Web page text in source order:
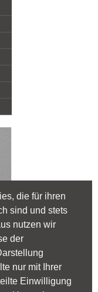
die für ihren
sind und stets
nutzen wir
der
nur mit Ihrer
Einwilligung